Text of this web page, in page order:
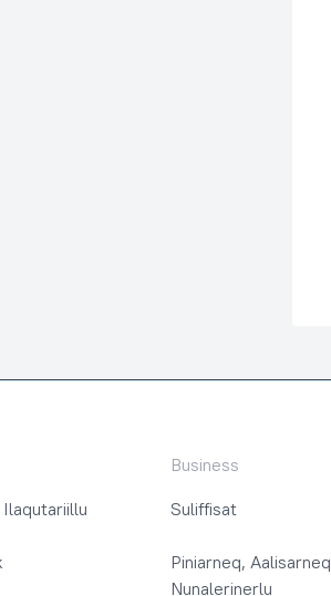
Business
Suliffisat
Piniarneq, Aalisarneq
Nunalerinerlu